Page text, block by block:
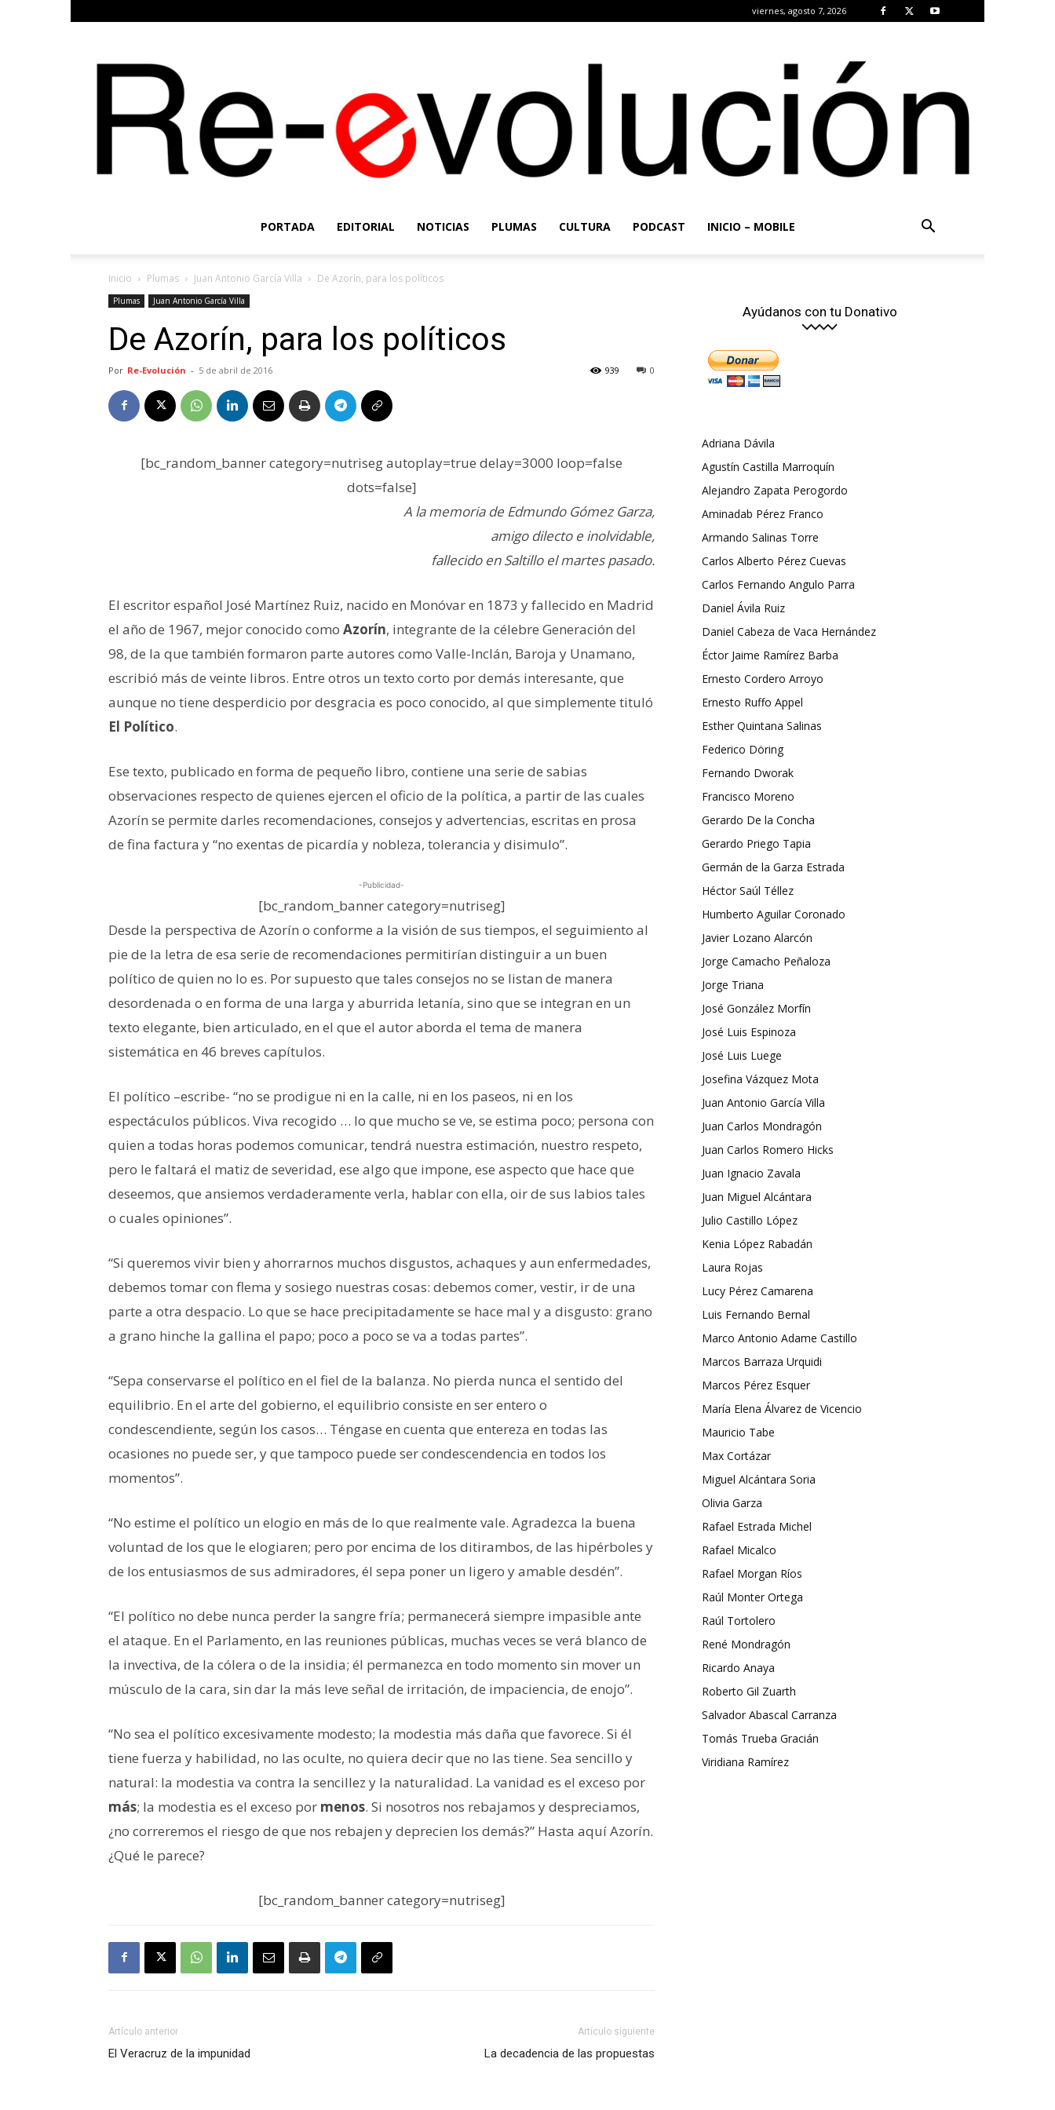
viernes, agosto 7, 2026
PORTADA EDITORIAL NOTICIAS PLUMAS CULTURA PODCAST INICIO – MOBILE
Inicio Plumas Juan Antonio García Villa De Azorín, para los políticos
Plumas Juan Antonio García Villa
De Azorín, para los políticos
Por Re-Evolución - 5 de abril de 2016 0
939
[bc_random_banner category=nutriseg autoplay=true delay=3000 loop=false
dots=false]
A la memoria de Edmundo Gómez Garza,
amigo dilecto e inolvidable,
fallecido en Saltillo el martes pasado.
El escritor español José Martínez Ruiz, nacido en Monóvar en 1873 y fallecido en Madrid
el año de 1967, mejor conocido como Azorín, integrante de la célebre Generación del
98, de la que también formaron parte autores como Valle-Inclán, Baroja y Unamano,
escribió más de veinte libros. Entre otros un texto corto por demás interesante, que
aunque no tiene desperdicio por desgracia es poco conocido, al que simplemente tituló
El Político.
Ese texto, publicado en forma de pequeño libro, contiene una serie de sabias
observaciones respecto de quienes ejercen el oficio de la política, a partir de las cuales
Azorín se permite darles recomendaciones, consejos y advertencias, escritas en prosa
de fina factura y “no exentas de picardía y nobleza, tolerancia y disimulo”.
-Publicidad-
[bc_random_banner category=nutriseg]
Desde la perspectiva de Azorín o conforme a la visión de sus tiempos, el seguimiento al
pie de la letra de esa serie de recomendaciones permitirían distinguir a un buen
político de quien no lo es. Por supuesto que tales consejos no se listan de manera
desordenada o en forma de una larga y aburrida letanía, sino que se integran en un
texto elegante, bien articulado, en el que el autor aborda el tema de manera
sistemática en 46 breves capítulos.
El político –escribe- “no se prodigue ni en la calle, ni en los paseos, ni en los
espectáculos públicos. Viva recogido … lo que mucho se ve, se estima poco; persona con
quien a todas horas podemos comunicar, tendrá nuestra estimación, nuestro respeto,
pero le faltará el matiz de severidad, ese algo que impone, ese aspecto que hace que
deseemos, que ansiemos verdaderamente verla, hablar con ella, oir de sus labios tales
o cuales opiniones”.
“Si queremos vivir bien y ahorrarnos muchos disgustos, achaques y aun enfermedades,
debemos tomar con flema y sosiego nuestras cosas: debemos comer, vestir, ir de una
parte a otra despacio. Lo que se hace precipitadamente se hace mal y a disgusto: grano
a grano hinche la gallina el papo; poco a poco se va a todas partes”.
“Sepa conservarse el político en el fiel de la balanza. No pierda nunca el sentido del
equilibrio. En el arte del gobierno, el equilibrio consiste en ser entero o
condescendiente, según los casos… Téngase en cuenta que entereza en todas las
ocasiones no puede ser, y que tampoco puede ser condescendencia en todos los
momentos”.
“No estime el político un elogio en más de lo que realmente vale. Agradezca la buena
voluntad de los que le elogiaren; pero por encima de los ditirambos, de las hipérboles y
de los entusiasmos de sus admiradores, él sepa poner un ligero y amable desdén”.
“El político no debe nunca perder la sangre fría; permanecerá siempre impasible ante
el ataque. En el Parlamento, en las reuniones públicas, muchas veces se verá blanco de
la invectiva, de la cólera o de la insidia; él permanezca en todo momento sin mover un
músculo de la cara, sin dar la más leve señal de irritación, de impaciencia, de enojo”.
“No sea el político excesivamente modesto; la modestia más daña que favorece. Si él
tiene fuerza y habilidad, no las oculte, no quiera decir que no las tiene. Sea sencillo y
natural: la modestia va contra la sencillez y la naturalidad. La vanidad es el exceso por
más; la modestia es el exceso por menos. Si nosotros nos rebajamos y despreciamos,
¿no correremos el riesgo de que nos rebajen y deprecien los demás?” Hasta aquí Azorín.
¿Qué le parece?
[bc_random_banner category=nutriseg]
Artículo anterior
El Veracruz de la impunidad
Artículo siguiente
La decadencia de las propuestas
Ayúdanos con tu Donativo
Adriana Dávila
Agustín Castilla Marroquín
Alejandro Zapata Perogordo
Aminadab Pérez Franco
Armando Salinas Torre
Carlos Alberto Pérez Cuevas
Carlos Fernando Angulo Parra
Daniel Ávila Ruiz
Daniel Cabeza de Vaca Hernández
Éctor Jaime Ramírez Barba
Ernesto Cordero Arroyo
Ernesto Ruffo Appel
Esther Quintana Salinas
Federico Döring
Fernando Dworak
Francisco Moreno
Gerardo De la Concha
Gerardo Priego Tapia
Germán de la Garza Estrada
Héctor Saúl Téllez
Humberto Aguilar Coronado
Javier Lozano Alarcón
Jorge Camacho Peñaloza
Jorge Triana
José González Morfín
José Luis Espinoza
José Luis Luege
Josefina Vázquez Mota
Juan Antonio García Villa
Juan Carlos Mondragón
Juan Carlos Romero Hicks
Juan Ignacio Zavala
Juan Miguel Alcántara
Julio Castillo López
Kenia López Rabadán
Laura Rojas
Lucy Pérez Camarena
Luis Fernando Bernal
Marco Antonio Adame Castillo
Marcos Barraza Urquidi
Marcos Pérez Esquer
María Elena Álvarez de Vicencio
Mauricio Tabe
Max Cortázar
Miguel Alcántara Soria
Olivia Garza
Rafael Estrada Michel
Rafael Micalco
Rafael Morgan Ríos
Raúl Monter Ortega
Raúl Tortolero
René Mondragón
Ricardo Anaya
Roberto Gil Zuarth
Salvador Abascal Carranza
Tomás Trueba Gracián
Viridiana Ramírez